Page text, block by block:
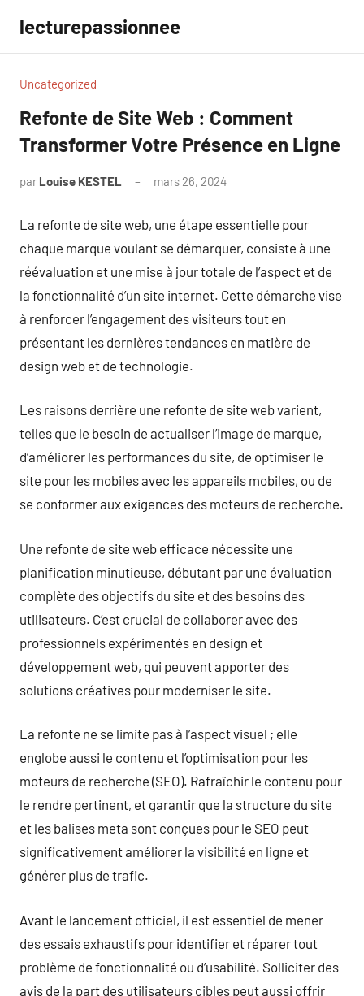
contenu
lecturepassionnee
Uncategorized
Refonte de Site Web : Comment
Transformer Votre Présence en Ligne
par Louise KESTEL mars 26, 2024
La refonte de site web, une étape essentielle pour
chaque marque voulant se démarquer, consiste à une
réévaluation et une mise à jour totale de l’aspect et de
la fonctionnalité d’un site internet. Cette démarche vise
à renforcer l’engagement des visiteurs tout en
présentant les dernières tendances en matière de
design web et de technologie.
Les raisons derrière une refonte de site web varient,
telles que le besoin de actualiser l’image de marque,
d’améliorer les performances du site, de optimiser le
site pour les mobiles avec les appareils mobiles, ou de
se conformer aux exigences des moteurs de recherche.
Une refonte de site web efficace nécessite une
planification minutieuse, débutant par une évaluation
complète des objectifs du site et des besoins des
utilisateurs. C’est crucial de collaborer avec des
professionnels expérimentés en design et
développement web, qui peuvent apporter des
solutions créatives pour moderniser le site.
La refonte ne se limite pas à l’aspect visuel ; elle
englobe aussi le contenu et l’optimisation pour les
moteurs de recherche (SEO). Rafraîchir le contenu pour
le rendre pertinent, et garantir que la structure du site
et les balises meta sont conçues pour le SEO peut
significativement améliorer la visibilité en ligne et
générer plus de trafic.
Avant le lancement officiel, il est essentiel de mener
des essais exhaustifs pour identifier et réparer tout
problème de fonctionnalité ou d’usabilité. Solliciter des
avis de la part des utilisateurs cibles peut aussi offrir